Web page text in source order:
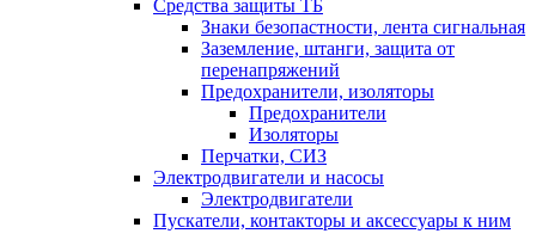
Средства защиты ТБ
Знаки безопастности, лента сигнальная
Заземление, штанги, защита от
перенапряжений
Предохранители, изоляторы
Предохранители
Изоляторы
Перчатки, СИЗ
Электродвигатели и насосы
Электродвигатели
Пускатели, контакторы и аксессуары к ним